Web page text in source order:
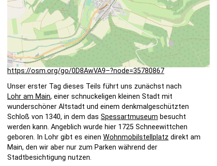
https://osm.org/go/0D8AwVA9–?node=35780867
Unser erster Tag dieses Teils führt uns zunächst nach
Lohr am Main, einer schnuckeligen kleinen Stadt mit
wunderschöner Altstadt und einem denkmalgeschützten
Schloß von 1340, in dem das Spessartmuseum besucht
werden kann. Angeblich wurde hier 1725 Schneewittchen
geboren. In Lohr gibt es einen Wohnmobilstellplatz direkt am
Main, den wir aber nur zum Parken während der
Stadtbesichtigung nutzen.